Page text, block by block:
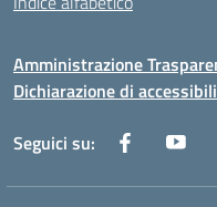
Amministrazione
Dichiarazione di
Seguici su: